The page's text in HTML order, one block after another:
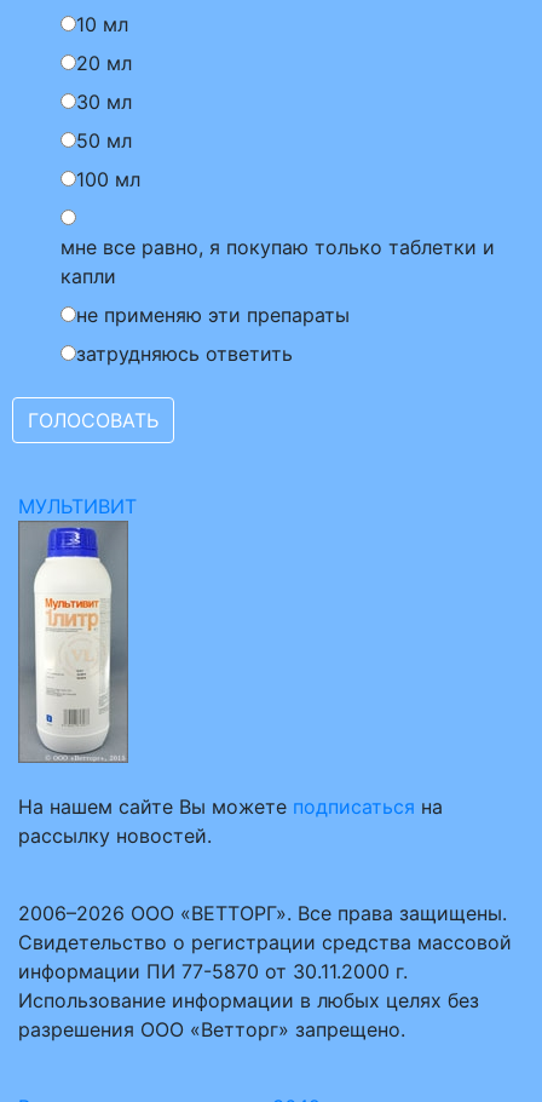
10 мл
20 мл
30 мл
50 мл
100 мл
мне все равно, я покупаю только таблетки и
капли
не применяю эти препараты
затрудняюсь ответить
МУЛЬТИВИТ
На нашем сайте Вы можете подписаться на
рассылку новостей.
2006–2026 ООО «ВЕТТОРГ». Все права защищены.
Свидетельство о регистрации средства массовой
информации ПИ 77-5870 от 30.11.2000 г.
Использование информации в любых целях без
разрешения ООО «Ветторг» запрещено.